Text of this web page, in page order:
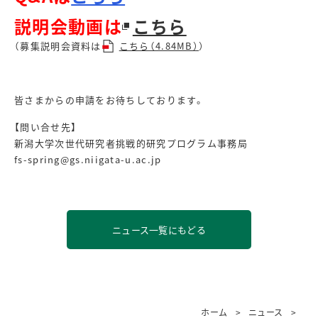
説明会動画は こちら
（募集説明会資料は こちら（4.84MB））
皆さまからの申請をお待ちしております。
【問い合せ先】
新潟大学次世代研究者挑戦的研究プログラム事務局
fs-spring@gs.niigata-u.ac.jp
ニュース一覧にもどる
ホーム ニュース